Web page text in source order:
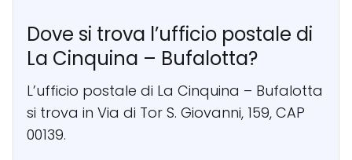
Dove si trova l’ufficio postale di
La Cinquina – Bufalotta?
L’ufficio postale di La Cinquina – Bufalotta
si trova in Via di Tor S. Giovanni, 159, CAP
00139.